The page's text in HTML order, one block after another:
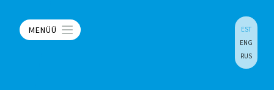
MENÜÜ
EST
ENG
RUS